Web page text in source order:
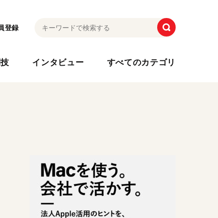
登録
インタビュー すべてのカテゴリ